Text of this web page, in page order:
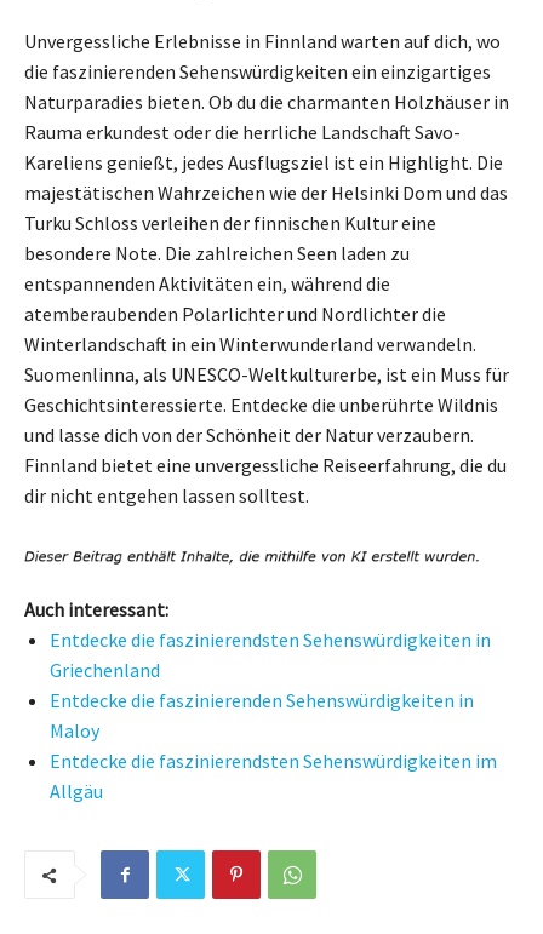
Unvergessliche Erlebnisse in Finnland warten auf dich, wo
die faszinierenden Sehenswürdigkeiten ein einzigartiges
Naturparadies bieten. Ob du die charmanten Holzhäuser in
Rauma erkundest oder die herrliche Landschaft Savo-
Kareliens genießt, jedes Ausflugsziel ist ein Highlight. Die
majestätischen Wahrzeichen wie der Helsinki Dom und das
Turku Schloss verleihen der finnischen Kultur eine
besondere Note. Die zahlreichen Seen laden zu
entspannenden Aktivitäten ein, während die
atemberaubenden Polarlichter und Nordlichter die
Winterlandschaft in ein Winterwunderland verwandeln.
Suomenlinna, als UNESCO-Weltkulturerbe, ist ein Muss für
Geschichtsinteressierte. Entdecke die unberührte Wildnis
und lasse dich von der Schönheit der Natur verzaubern.
Finnland bietet eine unvergessliche Reiseerfahrung, die du
dir nicht entgehen lassen solltest.
Auch interessant:
Entdecke die faszinierendsten Sehenswürdigkeiten in
Griechenland
Entdecke die faszinierenden Sehenswürdigkeiten in
Maloy
Entdecke die faszinierendsten Sehenswürdigkeiten im
Allgäu